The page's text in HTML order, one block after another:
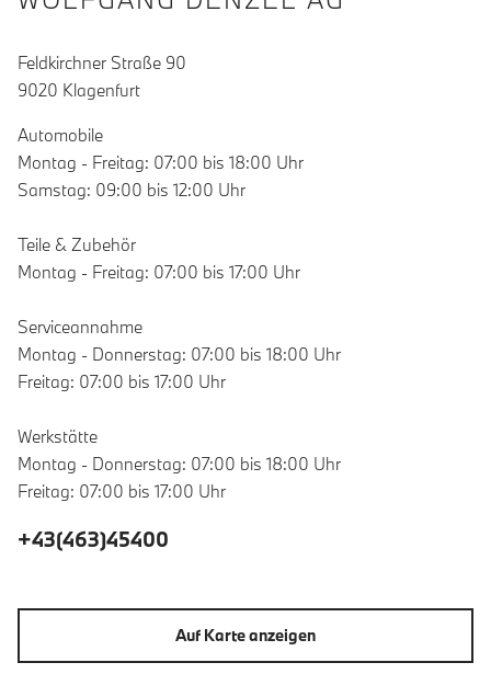
Feldkirchner Straße 90
9020 Klagenfurt
Automobile
Montag - Freitag: 07:00 bis 18:00 Uhr
Samstag: 09:00 bis 12:00 Uhr
Teile & Zubehör
Montag - Freitag: 07:00 bis 17:00 Uhr
Serviceannahme
Montag - Donnerstag: 07:00 bis 18:00 Uhr
Freitag: 07:00 bis 17:00 Uhr
Werkstätte
Montag - Donnerstag: 07:00 bis 18:00 Uhr
Freitag: 07:00 bis 17:00 Uhr
+43(463)45400
Auf Karte anzeigen